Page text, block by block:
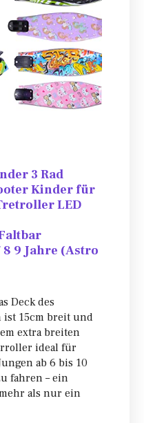
3 Rad
Kinder für
LED
8 9 Jahre (Astro
Deck des
ist 15cm breit und
extra breiten
ideal für
ab 6 bis 10
fahren – ein
als nur ein